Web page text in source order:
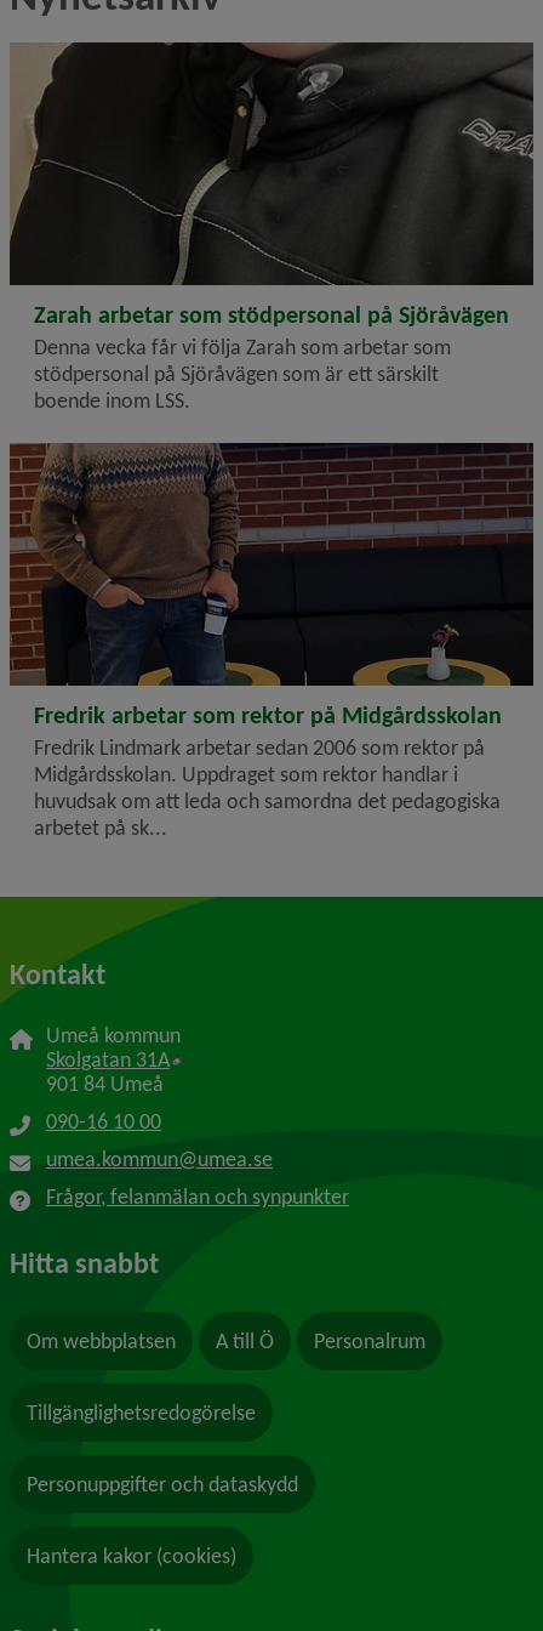
2023-01-19
Zarah arbetar som stödpersonal på Sjöråvägen
Denna vecka får vi följa Zarah som arbetar som
stödpersonal på Sjöråvägen som är ett särskilt
boende inom LSS.
2023-01-13
Fredrik arbetar som rektor på Midgårdsskolan
Fredrik Lindmark arbetar sedan 2006 som rektor på
Midgårdsskolan. Uppdraget som rektor handlar i
huvudsak om att leda och samordna det pedagogiska
arbetet på sk...
Kontakt
Umeå kommun
Skolgatan 31A Länk till annan webbplats, öppnas i nytt
901 84 Umeå
090-16 10 00
umea.kommun@umea.se
Frågor, felanmälan och synpunkter
Hitta snabbt
Om webbplatsen A till Ö Personalrum
Tillgänglighetsredogörelse
Personuppgifter och dataskydd
Hantera kakor (cookies)